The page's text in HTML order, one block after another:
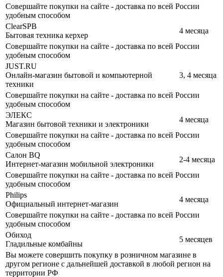
Совершайте покупки на сайте - доставка по всей России
удобным способом
ClearSPB
Бытовая техника керхер
4 месяца
Совершайте покупки на сайте - доставка по всей России
удобным способом
JUST.RU
Онлайн-магазин бытовой и компьютерной
техники
3, 4 месяца
Совершайте покупки на сайте - доставка по всей России
удобным способом
ЭЛЕКС
Магазин бытовой техники и электроники
4 месяца
Совершайте покупки на сайте - доставка по всей России
удобным способом
Салон BQ
Интернет-магазин мобильной электроники
2-4 месяца
Совершайте покупки на сайте - доставка по всей России
удобным способом
Philips
Официальный интернет-магазин
4 месяца
Совершайте покупки на сайте - доставка по всей России
удобным способом
Обиход
Гладильные комбайны
5 месяцев
Вы можете совершить покупку в розничном магазине в
другом регионе с дальнейшей доставкой в любой регион на
территории РФ